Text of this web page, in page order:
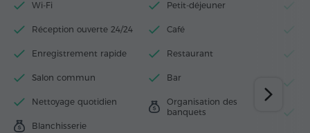
Wi-Fi
Réception ouverte 24/24
Enregistrement rapide
Salon commun
Nettoyage quotidien
Blanchisserie
Petit-déjeuner
Café
Restaurant
Bar
Organisation des
banquets